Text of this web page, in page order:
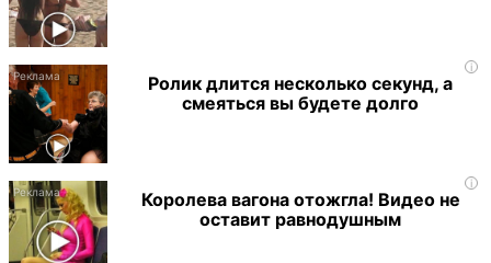
i
Ролик длится несколько секунд, а
смеяться вы будете долго
i
Королева вагона отожгла! Видео не
оставит равнодушным